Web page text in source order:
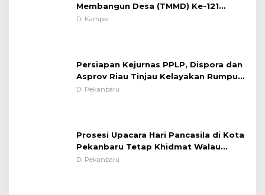
Membangun Desa (TMMD) Ke-121
Kodim 0313/KPR Tahun 2024) ?
Di Kampar
Persiapan Kejurnas PPLP, Dispora dan
Asprov Riau Tinjau Kelayakan Rumput
Lapangan Sepakbola
Di Pekanbaru
Prosesi Upacara Hari Pancasila di Kota
Pekanbaru Tetap Khidmat Walau
Dalam Ruangan
Di Pekanbaru